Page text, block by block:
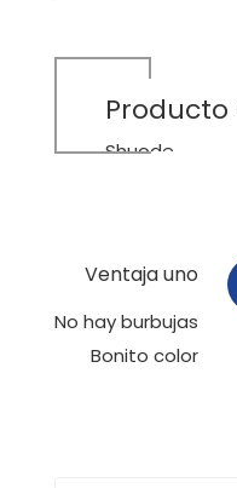
Producto
Shuode
Ventaja uno
No hay burbujas
Bonito color